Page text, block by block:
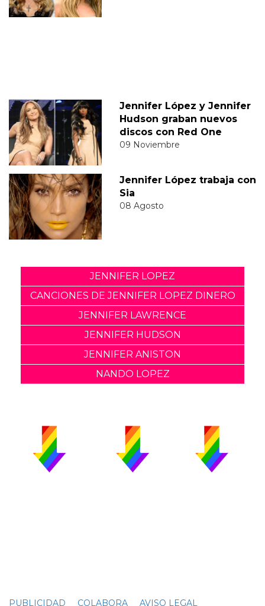
Jennifer López y Jennifer
Hudson graban nuevos
discos con Red One
09 Noviembre
Jennifer López trabaja con
Sia
08 Agosto
JENNIFER LOPEZ
CANCIONES DE JENNIFER LOPEZ DINERO
JENNIFER LAWRENCE
JENNIFER HUDSON
JENNIFER ANISTON
NANDO LOPEZ
PUBLICIDAD COLABORA AVISO LEGAL